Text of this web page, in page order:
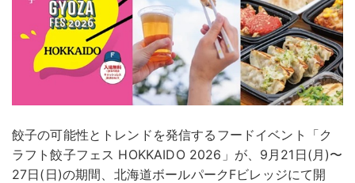
餃子の可能性とトレンドを発信するフードイベント「ク
ラフト餃子フェス HOKKAIDO 2026」が、9月21日(月)〜
27日(日)の期間、北海道ボールパークFビレッジにて開